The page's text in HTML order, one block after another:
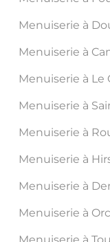
Menuiserie à
Menuiserie à
Menuiserie à Le
Menuiserie à
Menuiserie à
Menuiserie à
Menuiserie à
Menuiserie à